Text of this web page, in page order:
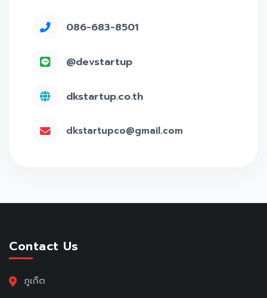
086-683-8501
@devstartup
dkstartup.co.th
dkstartupco@gmail.com
Contact Us
ภูเก็ต